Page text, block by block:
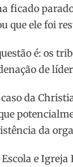
ficado
que ele foi
é: os
de
da
da
e Igreja